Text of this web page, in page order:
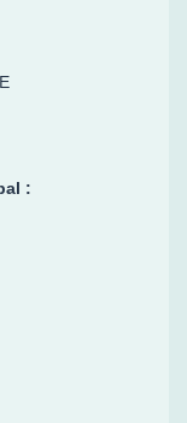
: